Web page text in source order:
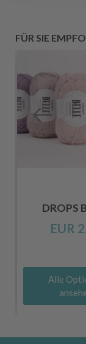
FÜR SIE
DROPS
EUR
Alle